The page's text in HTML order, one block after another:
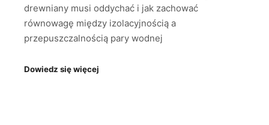
drewniany musi oddychać i jak zachować
równowagę między izolacyjnością a
przepuszczalnością pary wodnej
Dowiedz się więcej